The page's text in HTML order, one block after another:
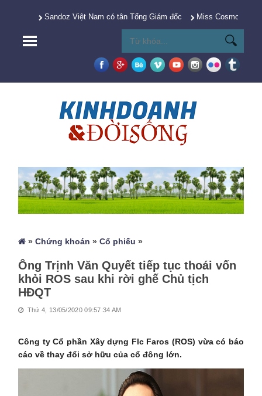
Sandoz Việt Nam có tân Tổng Giám đốc Miss Cosmo 2025
»Chứng khoán »Cổ phiếu »
Ông Trịnh Văn Quyết tiếp tục thoái vốn
khỏi ROS sau khi rời ghế Chủ tịch
HĐQT
Thứ 4, 13/05/2020 09:57:34 AM
Công ty Cổ phần Xây dựng Flc Faros (ROS) vừa có báo
cáo về thay đổi sở hữu của cổ đông lớn.